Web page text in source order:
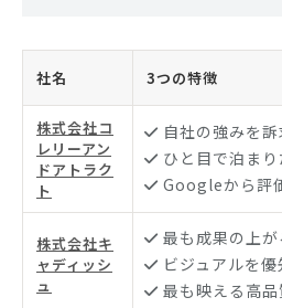
社名 3つの特徴
株式会社コ
レリーアン
ドアトラク
ト
自社の強みを
ひと目で泊ま
Googleから評
株式会社キ
ャディッシ
ュ
最も成果の上
ビジュアルを
最も映える高